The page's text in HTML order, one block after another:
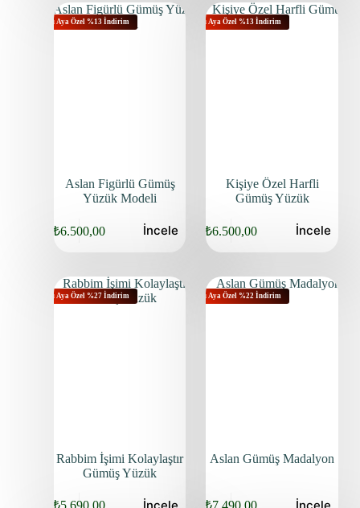
Bu Aya Özel %13 İndirim
Aslan Figürlü Gümüş
Yüzük Modeli
₺6.500,00 İncele
Bu Aya Özel %13 İndirim
Kişiye Özel Harfli
Gümüş Yüzük
₺6.500,00 İncele
Bu Aya Özel %27 İndirim
Rabbim İşimi Kolaylaştır
Gümüş Yüzük
Bu Aya Özel %22 İndirim
Aslan Gümüş Madalyon